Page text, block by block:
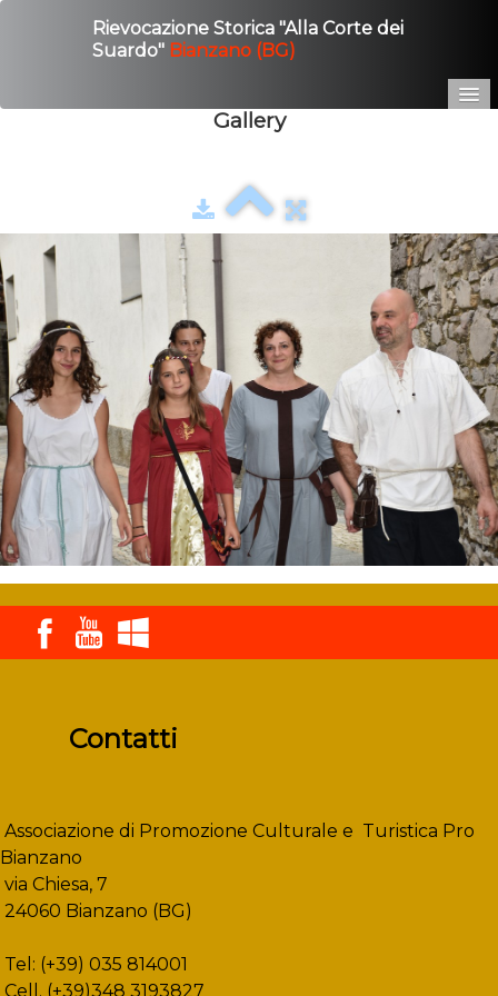
Rievocazione Storica "Alla Corte dei
Suardo" Bianzano (BG)
Contatto
Gallery
Contatti
Associazione di Promozione Culturale e Turistica Pro
Bianzano
via Chiesa, 7
24060 Bianzano (BG)
Tel: (+39) 035 814001
Cell. (+39)348 3193827